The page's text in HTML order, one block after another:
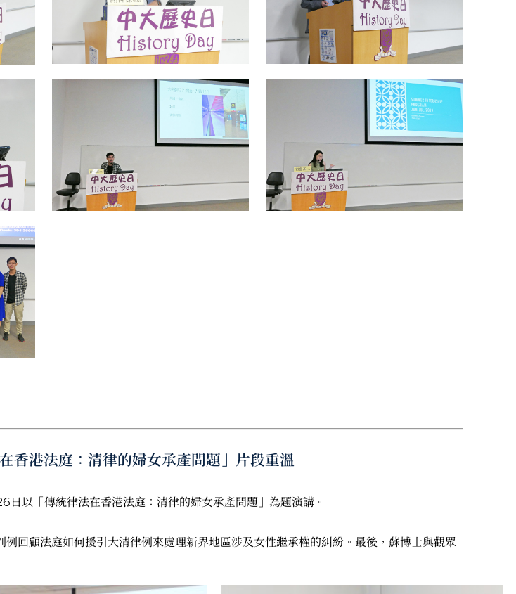
香港法庭：清律的婦女承產問題」片段重溫
以「傳統律法在香港法庭：清律的婦女承產問題」為題演講。
回顧法庭如何援引大清律例來處理新界地區涉及女性繼承權的糾紛。最後，蘇博士與觀眾